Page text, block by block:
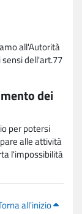
all'Autorità
dell'art.77
dei
per potersi
alle attività
l'impossibilità
all'inizio